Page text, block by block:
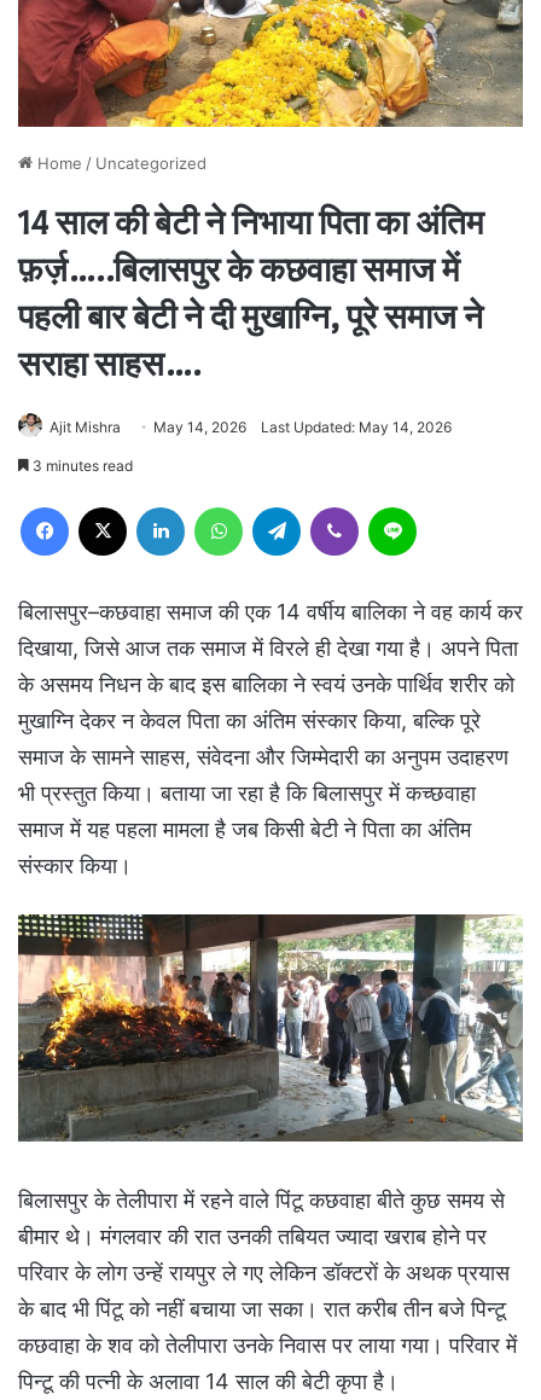
Home / Uncategorized
14 साल की बेटी ने निभाया पिता का अंतिम
फ़र्ज़…..बिलासपुर के कछवाहा समाज में
पहली बार बेटी ने दी मुखाग्नि, पूरे समाज ने
सराहा साहस….
Ajit Mishra May 14, 2026 Last Updated: May 14, 2026
3 minutes read
Facebook LinkedIn WhatsAppTelegram Viber
बिलासपुर–कछवाहा समाज की एक 14 वर्षीय बालिका ने वह कार्य कर
दिखाया, जिसे आज तक समाज में विरले ही देखा गया है। अपने पिता
के असमय निधन के बाद इस बालिका ने स्वयं उनके पार्थिव शरीर को
मुखाग्नि देकर न केवल पिता का अंतिम संस्कार किया, बल्कि पूरे
समाज के सामने साहस, संवेदना और जिम्मेदारी का अनुपम उदाहरण
भी प्रस्तुत किया। बताया जा रहा है कि बिलासपुर में कच्छवाहा
समाज में यह पहला मामला है जब किसी बेटी ने पिता का अंतिम
संस्कार किया।
बिलासपुर के तेलीपारा में रहने वाले पिंटू कछवाहा बीते कुछ समय से
बीमार थे। मंगलवार की रात उनकी तबियत ज्यादा खराब होने पर
परिवार के लोग उन्हें रायपुर ले गए लेकिन डॉक्टरों के अथक प्रयास
के बाद भी पिंटू को नहीं बचाया जा सका। रात करीब तीन बजे पिन्टू
कछवाहा के शव को तेलीपारा उनके निवास पर लाया गया। परिवार में
पिन्टू की पत्नी के अलावा 14 साल की बेटी कृपा है।